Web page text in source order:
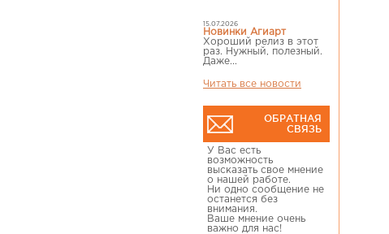
15.07.2026
Новинки Агиарт
Хороший релиз в этот
раз. Нужный, полезный.
Даже...
Читать все новости
ОБРАТНАЯ
СВЯЗЬ
У Вас есть
возможность
высказать свое мнение
о нашей работе.
Ни одно сообщение не
останется без
внимания.
Ваше мнение очень
важно для нас!